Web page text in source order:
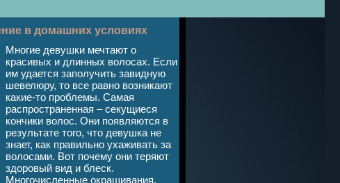
в домашних условиях
Многие девушки мечтают о
красивых и длинных волосах. Если
им удается заполучить завидную
шевелюру, то все равно возникают
какие-то проблемы. Самая
распространенная – секущиеся
кончики волос. Они появляются в
результате того, что девушка не
знает, как правильно ухаживать за
волосами. Вот почему они теряют
здоровый вид и блеск.
Многочисленные окрашивания,